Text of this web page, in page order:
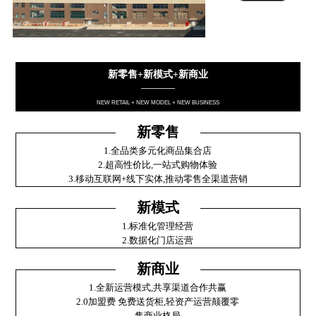
新零售+新模式+新商业
————
NEW RETAIL + NEW MODEL + NEW BUSINESS
新零售
1.全品类多元化商品集合店
2.超高性价比,一站式购物体验
3.移动互联网+线下实体,推动零售全渠道营销
新模式
1.标准化管理经营
2.数据化门店运营
新商业
1.全新运营模式,共享渠道合作共赢
2.0加盟费 免费送货柜,轻资产运营颠覆零